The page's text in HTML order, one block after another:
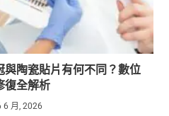
陶瓷貼片有何不同？數位
復全解析
6 月, 2026